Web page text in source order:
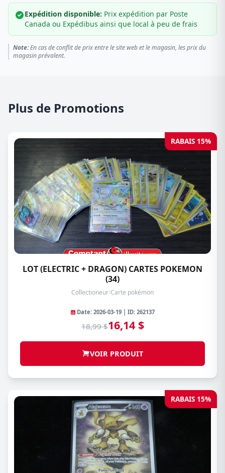
Expédition disponible: Prix expédition par Poste
Canada ou Expédibus ainsi que local à peu de frais
Note:En cas de conflit de prix entre le site web et le magasin, les prix du
magasin prévalent.
Plus de Promotions
RABAIS 15%
LOT (ELECTRIC + DRAGON) CARTES POKEMON
(34)
Collectioneur/Carte pokémon
Date: 2026-03-19 | ID: 262137
18,99 $16,14 $
VOIR PRODUIT
RABAIS 15%